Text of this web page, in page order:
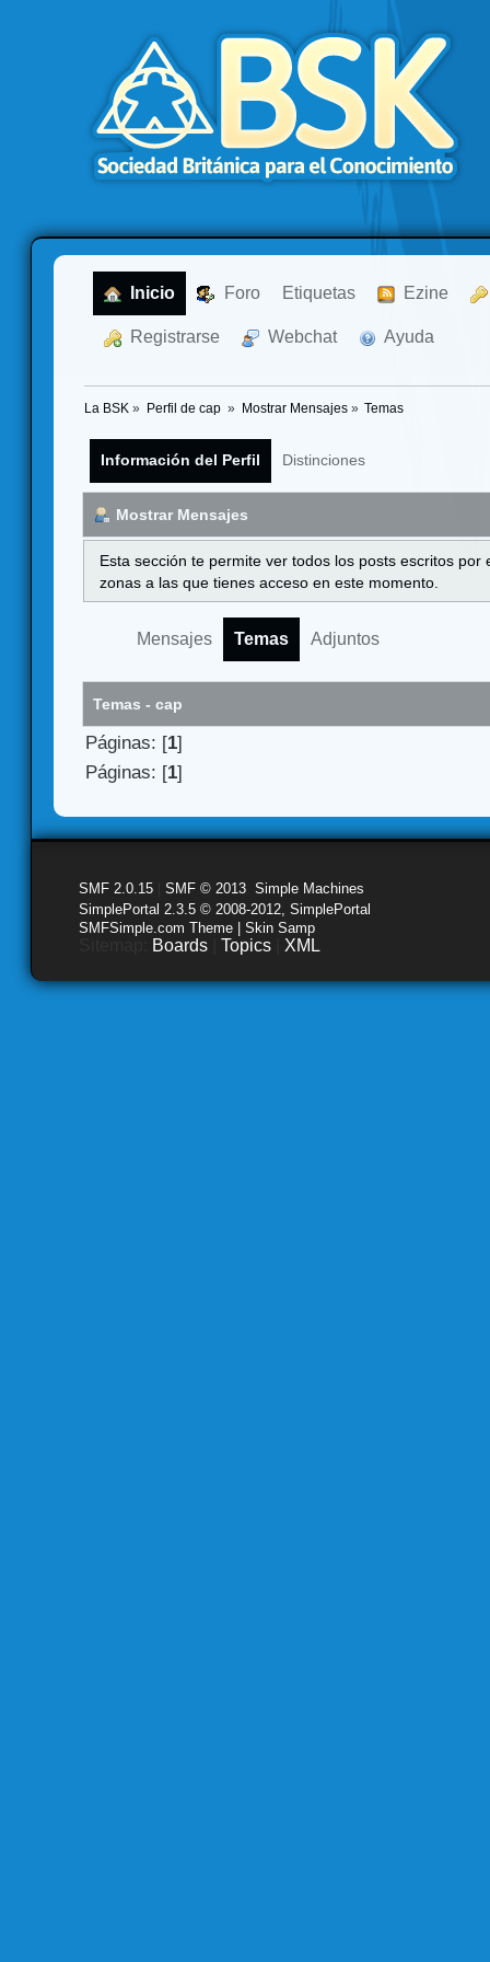
Inicio Foro Etiquetas Ezine
Registrarse Webchat Ayuda
La BSK » Perfil de cap » Mostrar Mensajes» Temas
Información del Perfil Distinciones
Mostrar Mensajes
Esta sección te permite ver todos los posts escritos
zonas a las que tienes acceso en este momento.
Mensajes Temas Adjuntos
Temas - cap
Páginas: [1]
Páginas: [1]
SMF 2.0.15 SMF © 2013 Simple Machines
SimplePortal 2.3.5 © 2008-2012, SimplePortal
SMFSimple.com Theme | Skin Samp
Boards Topics XML